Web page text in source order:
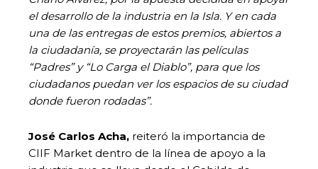
el desarrollo de la industria en la Isla. Y en cada
una de las entregas de estos premios, abiertos a
la ciudadanía, se proyectarán las películas
“Padres” y “Lo Carga el Diablo”, para que los
ciudadanos puedan ver los espacios de su ciudad
donde fueron rodadas”.
José Carlos Acha, reiteró la importancia de
CIIF Market dentro de la línea de apoyo a la